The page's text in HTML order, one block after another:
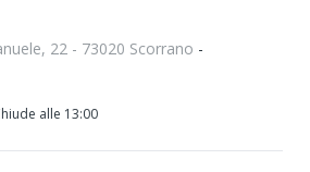
22 - 73020 Scorrano -
alle 13:00